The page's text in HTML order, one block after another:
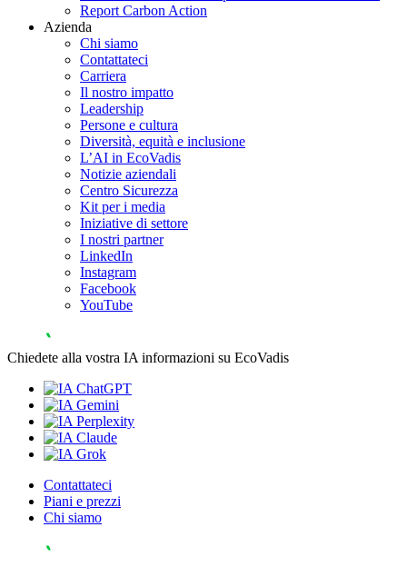
Report Carbon Action
Azienda
Chi siamo
Contattateci
Carriera
Il nostro impatto
Leadership
Persone e cultura
Diversità, equità e inclusione
L’AI in EcoVadis
Notizie aziendali
Centro Sicurezza
Kit per i media
Iniziative di settore
I nostri partner
LinkedIn
Instagram
Facebook
YouTube
Chiedete alla vostra IA informazioni su EcoVadis
Contattateci
Piani e prezzi
Chi siamo